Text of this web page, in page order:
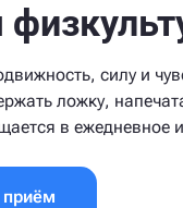
силу и
ложку,
в ежедневное
приём